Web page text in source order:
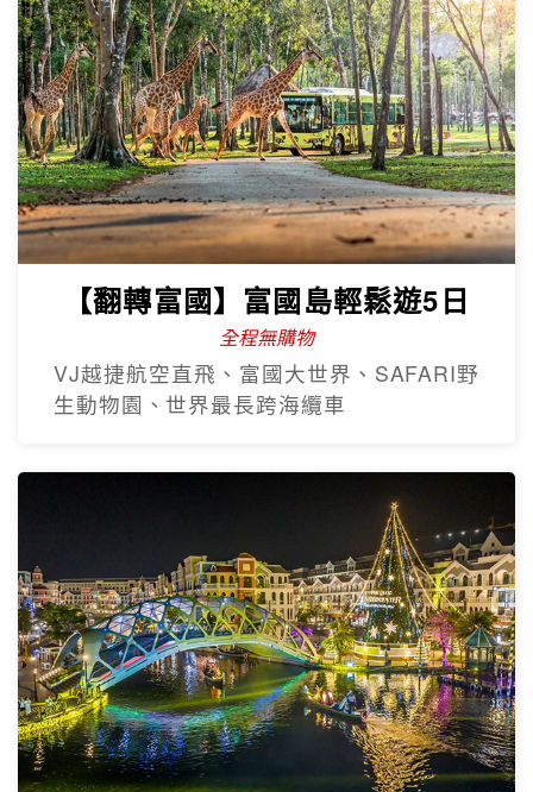
【翻轉富國】富國島輕鬆遊5日
全程無購物
VJ越捷航空直飛、富國大世界、SAFARI野
生動物園、世界最長跨海纜車